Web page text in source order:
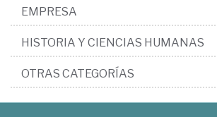
EMPRESA
HISTORIA Y CIENCIAS HUMANAS
OTRAS CATEGORÍAS